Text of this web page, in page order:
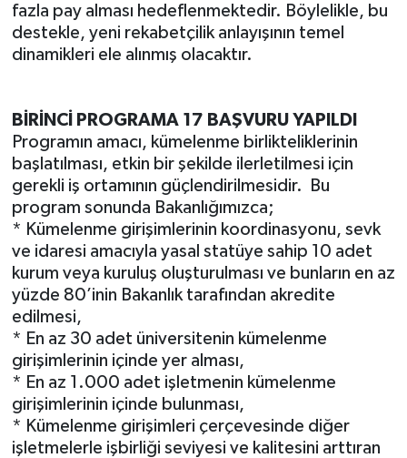
fazla pay alması hedeflenmektedir. Böylelikle, bu
destekle, yeni rekabetçilik anlayışının temel
dinamikleri ele alınmış olacaktır.
BİRİNCİ PROGRAMA 17 BAŞVURU YAPILDI
Programın amacı, kümelenme birlikteliklerinin
başlatılması, etkin bir şekilde ilerletilmesi için
gerekli iş ortamının güçlendirilmesidir.
Bu
program sonunda Bakanlığımızca;
* Kümelenme girişimlerinin koordinasyonu, sevk
ve idaresi amacıyla yasal statüye sahip 10 adet
kurum veya kuruluş oluşturulması ve bunların en az
yüzde 80’inin Bakanlık tarafından akredite
edilmesi,
* En az 30 adet üniversitenin kümelenme
girişimlerinin içinde yer alması,
* En az 1.000 adet işletmenin kümelenme
girişimlerinin içinde bulunması,
* Kümelenme girişimleri çerçevesinde diğer
işletmelerle işbirliği seviyesi ve kalitesini arttıran